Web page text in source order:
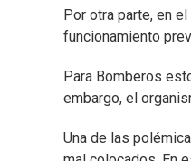
Por otra parte, en
funcionamiento
Para Bomberos
embargo, el
Una de las